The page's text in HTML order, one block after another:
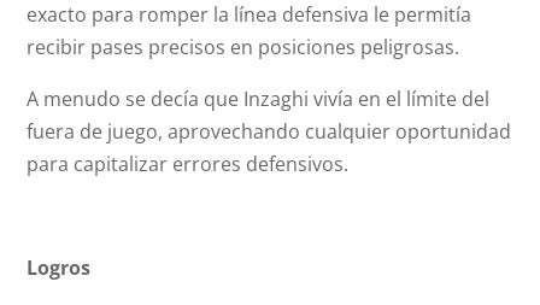
exacto para romper la línea defensiva le permitía
recibir pases precisos en posiciones peligrosas.
A menudo se decía que Inzaghi vivía en el límite del
fuera de juego, aprovechando cualquier oportunidad
para capitalizar errores defensivos.
Logros